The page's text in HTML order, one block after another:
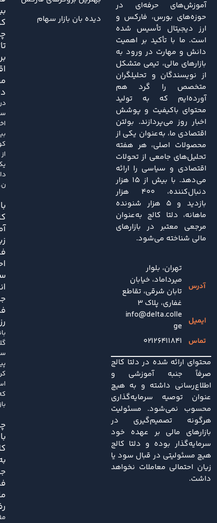
آموزش‌های حرفه‌ای در
حوزه‌های بورس، فارکس و
ارز دیجیتال تأسیس شده
است. ما با تأکید بر اهمیت
دانش و مهارت در ورود به
بازارهای مالی، تیمی متشکل
از نویسندگان و تحلیلگران
متخصص را گرد هم
آورده‌ایم که به تولید
محتوای باکیفیت و پوشش
اخبار روز می‌پردازند. بولتن
اقتصادی ما، به‌عنوان یکی از
محصولات اصلی، هر هفته
تحلیل‌های جامعی از تحولات
اقتصادی و سیاسی را ارائه
می‌دهد. با بیش از ۱۵ هزار
دنبال‌کننده، ۴۰۰ هزار
بازدید و ۵ هزار شنونده
ماهانه، دلتا کالج به‌عنوان
مرجعی معتبر در بازارهای
مالی شناخته می‌شود.
تهران، بلوار
میرداماد، خیابان
تابان شرقی، تقاطع
غفاری، پلاک 3
info@delta.colle
ge
۰۲۱۲۶۴۱۱۸۴۱
محتوای ارائه شده در دلتا کالج
صرفاً جنبه آموزشی و
اطلاع‌رسانی داشته و به هیچ
عنوان توصیه سرمایه‌گذاری
محسوب نمی‌شود. مسئولیت
هرگونه تصمیم‌گیری در
بازارهای مالی بر عهده خود
سرمایه‌گذار بوده و دلتا کالج
هیچ مسئولیتی در قبال سود یا
زیان احتمالی معاملات نخواهد
داشت.
دیده بان بازار سهام
بر
در
از
با